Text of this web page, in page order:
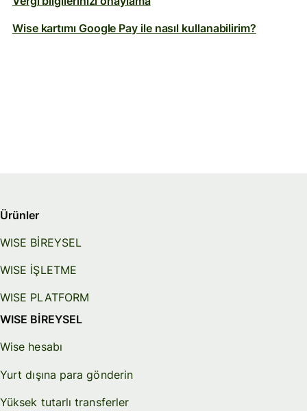
Wise kartımı Google Pay ile nasıl kullanabilirim?
Ürünler
WISE BİREYSEL
WISE İŞLETME
WISE PLATFORM
WISE BİREYSEL
Wise hesabı
Yurt dışına para gönderin
Yüksek tutarlı transferler